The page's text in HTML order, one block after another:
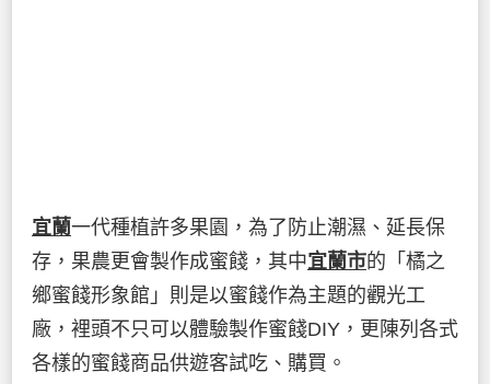
宜蘭一代種植許多果園，為了防止潮濕、延長保
存，果農更會製作成蜜餞，其中宜蘭市的「橘之
鄉蜜餞形象館」則是以蜜餞作為主題的觀光工
廠，裡頭不只可以體驗製作蜜餞DIY，更陳列各式
各樣的蜜餞商品供遊客試吃、購買。